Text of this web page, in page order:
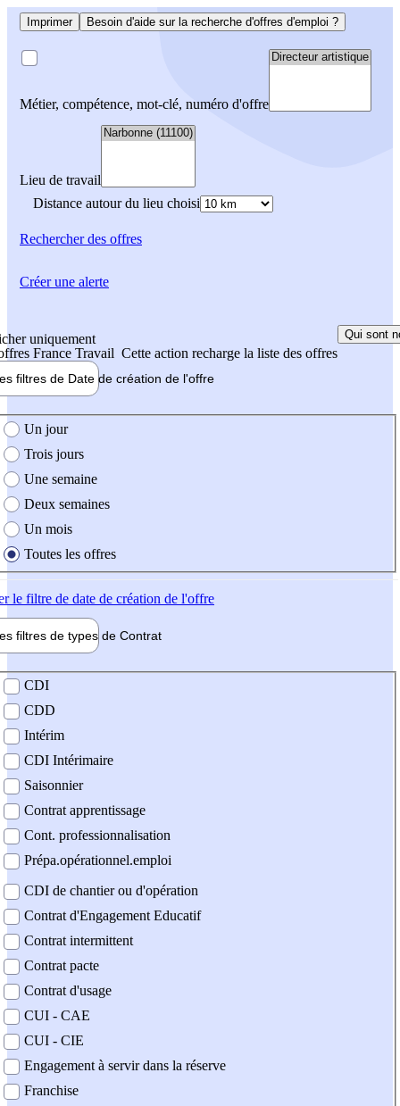
Imprimer Besoin d'aide sur la recherche d'offres d'emploi ?
Métier, compétence, mot-clé, numéro d'offre
Lieu de travail
Distance autour du lieu choisi
Rechercherdes offres
uniquement
France Travail Cette action recharge la liste des offres
Qui sont
filtres de Date de création de l'offre
création de l'offre
Un jour
Trois jours
Une semaine
Deux semaines
Un mois
Toutes les offres
le filtre de date de création de l'offre
filtres de types de Contrat
contrat
CDI
CDD
Intérim
CDI Intérimaire
Saisonnier
Contrat apprentissage
Cont. professionnalisation
Prépa.opérationnel.emploi
CDI de chantier ou d'opération
Contrat d'Engagement Educatif
Contrat intermittent
Contrat pacte
Contrat d'usage
CUI - CAE
CUI - CIE
Engagement à servir dans la réserve
Franchise
Créer une alerte